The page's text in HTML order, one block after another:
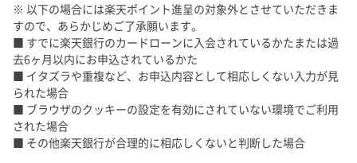
※ 以下の場合には楽天ポイント進呈の対象外とさせていただきま
すので、あらかじめご了承願います。
■ すでに楽天銀行のカードローンに入会されているかたまたは過
去6ヶ月以内にお申込されているかた
■ イタズラや重複など、お申込内容として相応しくない入力が見
られた場合
■ ブラウザのクッキーの設定を有効にされていない環境でご利用
された場合
■ その他楽天銀行が合理的に相応しくないと判断した場合